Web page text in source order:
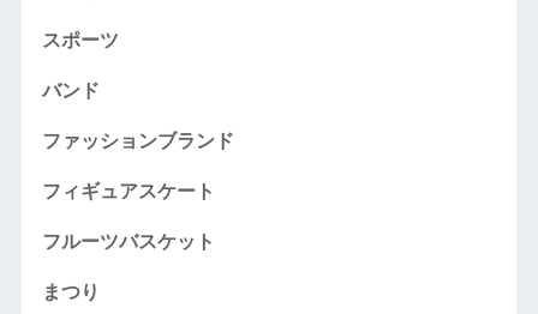
スポーツ
バンド
ファッションブランド
フィギュアスケート
フルーツバスケット
まつり